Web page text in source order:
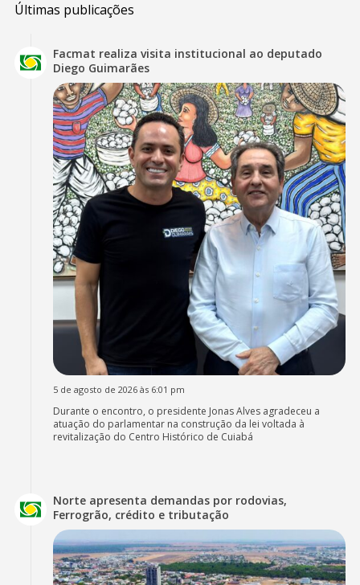
Últimas publicações
Facmat realiza visita institucional ao deputado
Diego Guimarães
5 de agosto de 2026 às 6:01 pm
Durante o encontro, o presidente Jonas Alves agradeceu a
atuação do parlamentar na construção da lei voltada à
revitalização do Centro Histórico de Cuiabá
Norte apresenta demandas por rodovias,
Ferrogrão, crédito e tributação